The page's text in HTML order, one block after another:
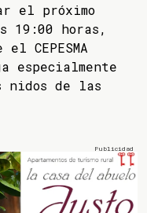
el próximo
19:00 horas,
CEPESMA
especialmente
nidos de las